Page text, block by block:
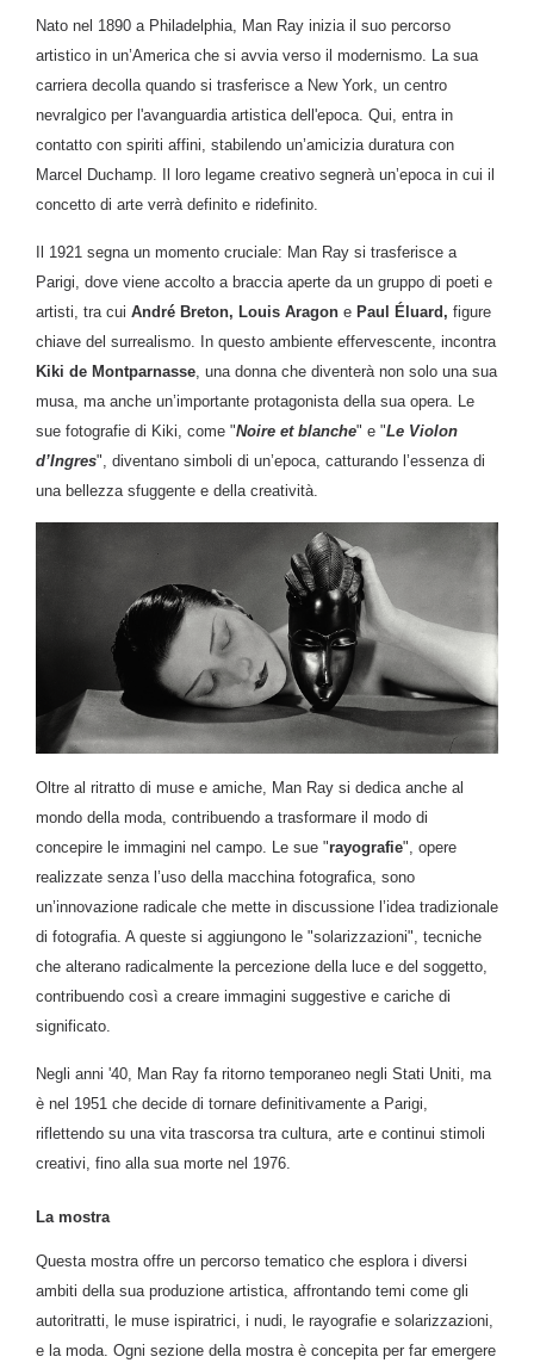
Nato nel 1890 a Philadelphia, Man Ray inizia il suo percorso
artistico in un’America che si avvia verso il modernismo. La sua
carriera decolla quando si trasferisce a New York, un centro
nevralgico per l'avanguardia artistica dell'epoca. Qui, entra in
contatto con spiriti affini, stabilendo un’amicizia duratura con
Marcel Duchamp. Il loro legame creativo segnerà un’epoca in cui il
concetto di arte verrà definito e ridefinito.
Il 1921 segna un momento cruciale: Man Ray si trasferisce a
Parigi, dove viene accolto a braccia aperte da un gruppo di poeti e
artisti, tra cui André Breton, Louis Aragon e Paul Éluard, figure
chiave del surrealismo. In questo ambiente effervescente, incontra
Kiki de Montparnasse , una donna che diventerà non solo una sua
musa, ma anche un’importante protagonista della sua opera. Le
sue fotografie di Kiki, come "Noire et blanche" e "Le Violon
d’Ingres", diventano simboli di un’epoca, catturando l’essenza di
una bellezza sfuggente e della creatività.
Oltre al ritratto di muse e amiche, Man Ray si dedica anche al
mondo della moda, contribuendo a trasformare il modo di
concepire le immagini nel campo. Le sue "rayografie", opere
realizzate senza l’uso della macchina fotografica, sono
un’innovazione radicale che mette in discussione l’idea tradizionale
di fotografia. A queste si aggiungono le "solarizzazioni", tecniche
che alterano radicalmente la percezione della luce e del soggetto,
contribuendo così a creare immagini suggestive e cariche di
significato.
Negli anni '40, Man Ray fa ritorno temporaneo negli Stati Uniti, ma
è nel 1951 che decide di tornare definitivamente a Parigi,
riflettendo su una vita trascorsa tra cultura, arte e continui stimoli
creativi, fino alla sua morte nel 1976.
La mostra
Questa mostra offre un percorso tematico che esplora i diversi
ambiti della sua produzione artistica, affrontando temi come gli
autoritratti, le muse ispiratrici, i nudi, le rayografie e solarizzazioni,
e la moda. Ogni sezione della mostra è concepita per far emergere